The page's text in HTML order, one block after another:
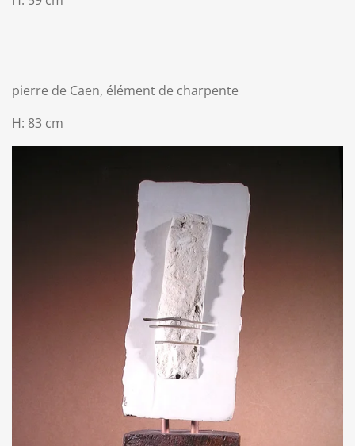
pierre de Caen, élément de charpente
H: 83 cm